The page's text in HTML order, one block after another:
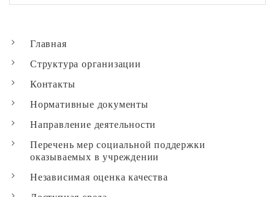
Главная
Структура организации
Контакты
Нормативные документы
Направление деятельности
Перечень мер социальной поддержки
оказываемых в учреждении
Независимая оценка качества